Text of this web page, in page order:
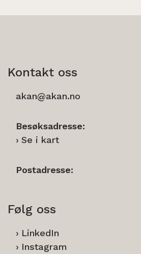
Kontakt oss
akan@akan.no
Besøksadresse:
Se i kart
Postadresse:
Følg oss
LinkedIn
Instagram